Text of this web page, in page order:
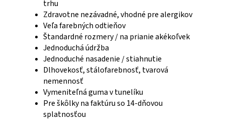
trhu
Zdravotne nezávadné, vhodné pre alergikov
Veľa farebných odtieňov
Štandardné rozmery / na prianie akékoľvek
Jednoduchá údržba
Jednoduché nasadenie / stiahnutie
Dlhovekosť, stálofarebnosť, tvarová
nemennosť
Vymeniteľná guma v tunelíku
Pre škôlky na faktúru so 14-dňovou
splatnosťou